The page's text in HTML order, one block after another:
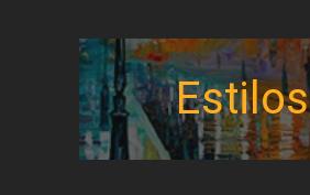
Estilos